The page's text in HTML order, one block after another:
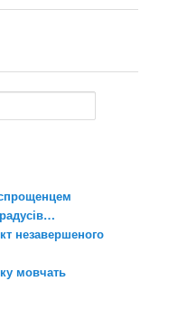
незавершеного
мовчать